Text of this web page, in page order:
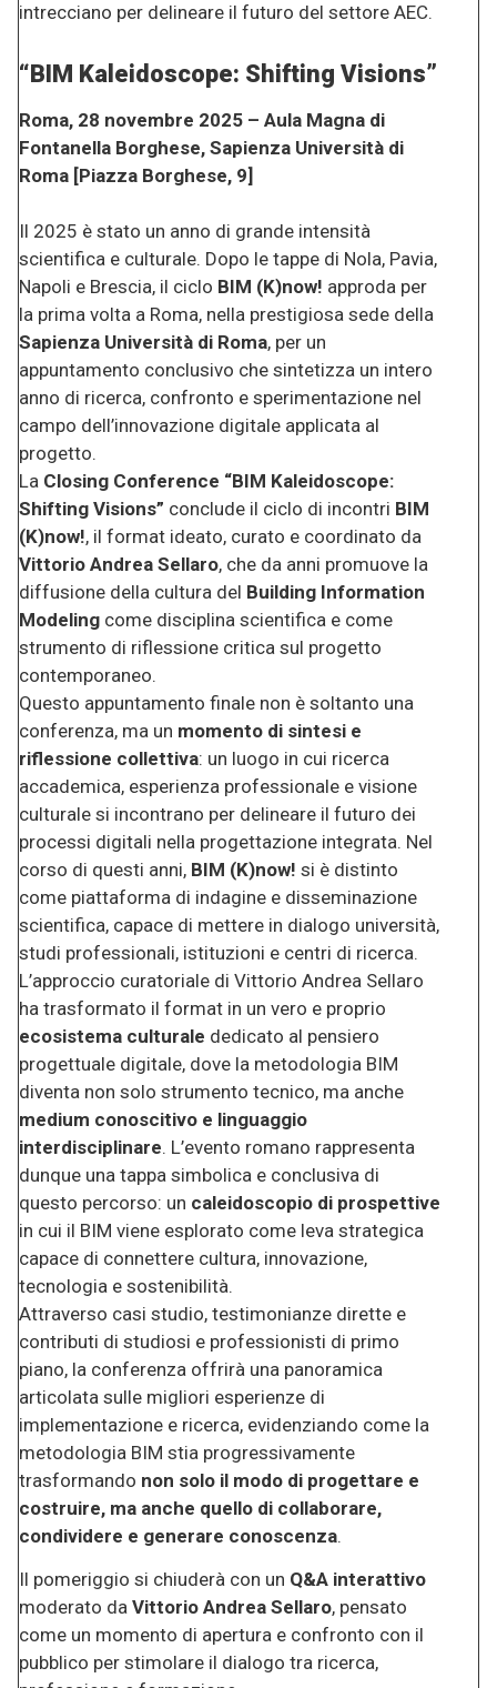
intrecciano per delineare il futuro del settore AEC.
“BIM Kaleidoscope: Shifting Visions”
Roma, 28 novembre 2025 – Aula Magna di
Fontanella Borghese, Sapienza Università di
Roma [Piazza Borghese, 9]
Il 2025 è stato un anno di grande intensità
scientifica e culturale. Dopo le tappe di Nola, Pavia,
Napoli e Brescia, il ciclo BIM (K)now! approda per
la prima volta a Roma, nella prestigiosa sede della
Sapienza Università di Roma, per un
appuntamento conclusivo che sintetizza un intero
anno di ricerca, confronto e sperimentazione nel
campo dell’innovazione digitale applicata al
progetto.
La Closing Conference “BIM Kaleidoscope:
Shifting Visions” conclude il ciclo di incontri BIM
(K)now!, il format ideato, curato e coordinato da
Vittorio Andrea Sellaro, che da anni promuove la
diffusione della cultura del Building Information
Modelingcome disciplina scientifica e come
strumento di riflessione critica sul progetto
contemporaneo.
Questo appuntamento finale non è soltanto una
conferenza, ma un momento di sintesi e
riflessione collettiva: un luogo in cui ricerca
accademica, esperienza professionale e visione
culturale si incontrano per delineare il futuro dei
processi digitali nella progettazione integrata. Nel
corso di questi anni, BIM (K)now! si è distinto
come piattaforma di indagine e disseminazione
scientifica, capace di mettere in dialogo università,
studi professionali, istituzioni e centri di ricerca.
L’approccio curatoriale di Vittorio Andrea Sellaro
ha trasformato il format in un vero e proprio
ecosistema culturale dedicato al pensiero
progettuale digitale, dove la metodologia BIM
diventa non solo strumento tecnico, ma anche
medium conoscitivo e linguaggio
interdisciplinare. L’evento romano rappresenta
dunque una tappa simbolica e conclusiva di
questo percorso: un caleidoscopio di prospettive
in cui il BIM viene esplorato come leva strategica
capace di connettere cultura, innovazione,
tecnologia e sostenibilità.
Attraverso casi studio, testimonianze dirette e
contributi di studiosi e professionisti di primo
piano, la conferenza offrirà una panoramica
articolata sulle migliori esperienze di
implementazione e ricerca, evidenziando come la
metodologia BIM stia progressivamente
trasformando non solo il modo di progettare e
costruire, ma anche quello di collaborare,
condividere e generare conoscenza.
Il pomeriggio si chiuderà con un Q&A interattivo
moderato da Vittorio Andrea Sellaro, pensato
come un momento di apertura e confronto con il
pubblico per stimolare il dialogo tra ricerca,